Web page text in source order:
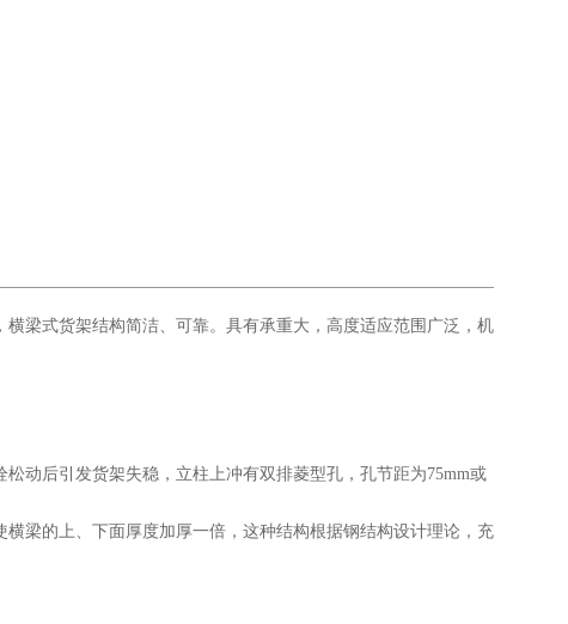
梁式货架结构简洁、可靠。具有承重大，高度适应范围广泛，机
动后引发货架失稳，立柱上冲有双排菱型孔，孔节距为75mm或
梁的上、下面厚度加厚一倍，这种结构根据钢结构设计理论，充